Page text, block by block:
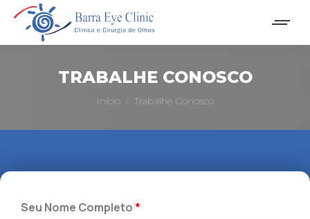
TRABALHE CONOSCO
Você está aqui:
Início Trabalhe Conosco
Seu Nome Completo *